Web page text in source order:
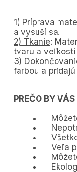
1) Príprava
a vysuší sa.
2) Tkanie:
tvaru a veľkosti
3)
farbou a
PREČO BY
Veľa